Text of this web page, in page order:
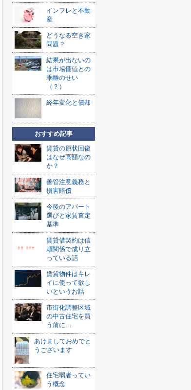
インフレと不動
産
どうなる空き家
問題？
結果が出ないの
は市場価値との
乖離のせい
（？）
経年変化と償却
おすすめ記事
賃貸の原状回復
はなぜ高額なの
か？
善管注意義務と
損害賠償
今後のアパート
選びと家賃査定
基準
賃貸借契約は信
頼関係で成り立
っている話
賃貸物件はキレ
イに使って欲し
いというお話
市街化調整区域
の中古住宅を買
う前に…
あけましておめでと
うございます
住宅弱者ってい
う概念